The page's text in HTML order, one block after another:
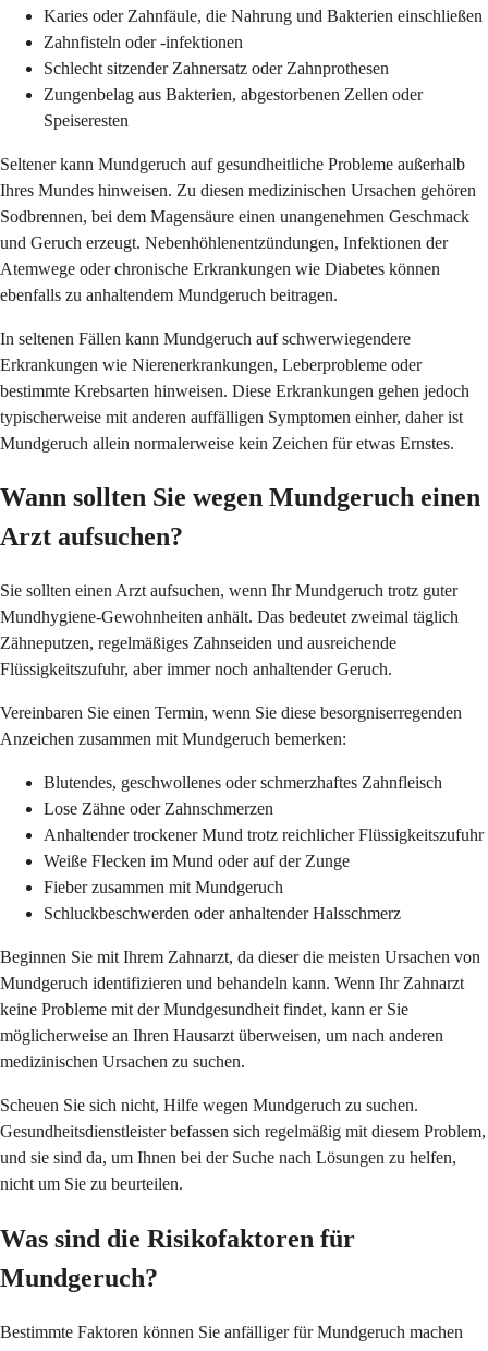
Karies oder Zahnfäule, die Nahrung und Bakterien einschließen
Zahnfisteln oder -infektionen
Schlecht sitzender Zahnersatz oder Zahnprothesen
Zungenbelag aus Bakterien, abgestorbenen Zellen oder
Speiseresten
Seltener kann Mundgeruch auf gesundheitliche Probleme außerhalb
Ihres Mundes hinweisen. Zu diesen medizinischen Ursachen gehören
Sodbrennen, bei dem Magensäure einen unangenehmen Geschmack
und Geruch erzeugt. Nebenhöhlenentzündungen, Infektionen der
Atemwege oder chronische Erkrankungen wie Diabetes können
ebenfalls zu anhaltendem Mundgeruch beitragen.
In seltenen Fällen kann Mundgeruch auf schwerwiegendere
Erkrankungen wie Nierenerkrankungen, Leberprobleme oder
bestimmte Krebsarten hinweisen. Diese Erkrankungen gehen jedoch
typischerweise mit anderen auffälligen Symptomen einher, daher ist
Mundgeruch allein normalerweise kein Zeichen für etwas Ernstes.
Wann sollten Sie wegen Mundgeruch einen
Arzt aufsuchen?
Sie sollten einen Arzt aufsuchen, wenn Ihr Mundgeruch trotz guter
Mundhygiene-Gewohnheiten anhält. Das bedeutet zweimal täglich
Zähneputzen, regelmäßiges Zahnseiden und ausreichende
Flüssigkeitszufuhr, aber immer noch anhaltender Geruch.
Vereinbaren Sie einen Termin, wenn Sie diese besorgniserregenden
Anzeichen zusammen mit Mundgeruch bemerken:
Blutendes, geschwollenes oder schmerzhaftes Zahnfleisch
Lose Zähne oder Zahnschmerzen
Anhaltender trockener Mund trotz reichlicher Flüssigkeitszufuhr
Weiße Flecken im Mund oder auf der Zunge
Fieber zusammen mit Mundgeruch
Schluckbeschwerden oder anhaltender Halsschmerz
Beginnen Sie mit Ihrem Zahnarzt, da dieser die meisten Ursachen von
Mundgeruch identifizieren und behandeln kann. Wenn Ihr Zahnarzt
keine Probleme mit der Mundgesundheit findet, kann er Sie
möglicherweise an Ihren Hausarzt überweisen, um nach anderen
medizinischen Ursachen zu suchen.
Scheuen Sie sich nicht, Hilfe wegen Mundgeruch zu suchen.
Gesundheitsdienstleister befassen sich regelmäßig mit diesem Problem,
und sie sind da, um Ihnen bei der Suche nach Lösungen zu helfen,
nicht um Sie zu beurteilen.
Was sind die Risikofaktoren für
Mundgeruch?
Bestimmte Faktoren können Sie anfälliger für Mundgeruch machen